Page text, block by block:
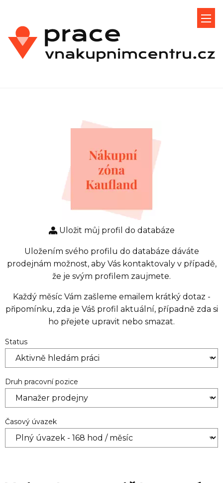
Uložit můj profil do databáze
Uložením svého profilu do databáze dáváte
prodejnám možnost, aby Vás kontaktovaly v případě,
že je svým profilem zaujmete.
Každý měsíc Vám zašleme emailem krátký dotaz -
připomínku, zda je Váš profil aktuální, případně zda si
ho přejete upravit nebo smazat.
Status
Druh pracovní pozice
Časový úvazek